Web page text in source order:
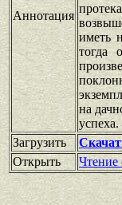
Аннотация
иметь
тогда
на
успеха.
Загрузить
Открыть
Чтение